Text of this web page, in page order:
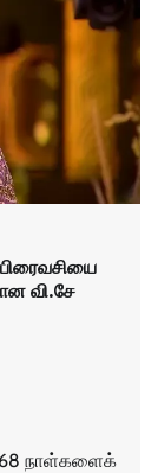
வி.சே
68 நாள்களைக்